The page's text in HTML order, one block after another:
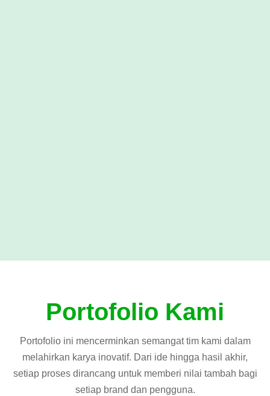
Portofolio Kami
Portofolio ini mencerminkan semangat tim kami dalam
melahirkan karya inovatif. Dari ide hingga hasil akhir,
setiap proses dirancang untuk memberi nilai tambah bagi
setiap brand dan pengguna.